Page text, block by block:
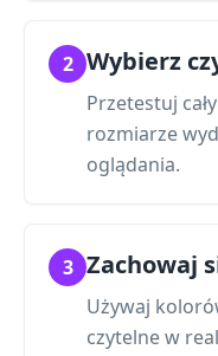
2 Wybierz
Przetestuj
rozmiarze
oglądania.
3 Zachowaj
Używaj
czytelne w